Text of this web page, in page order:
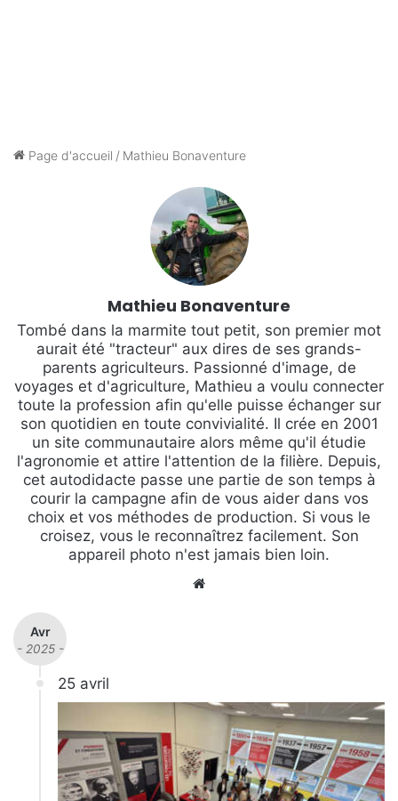
Page d'accueil / Mathieu Bonaventure
Mathieu Bonaventure
Tombé dans la marmite tout petit, son premier mot
aurait été "tracteur" aux dires de ses grands-
parents agriculteurs. Passionné d'image, de
voyages et d'agriculture, Mathieu a voulu connecter
toute la profession afin qu'elle puisse échanger sur
son quotidien en toute convivialité. Il crée en 2001
un site communautaire alors même qu'il étudie
l'agronomie et attire l'attention de la filière. Depuis,
cet autodidacte passe une partie de son temps à
courir la campagne afin de vous aider dans vos
choix et vos méthodes de production. Si vous le
croisez, vous le reconnaîtrez facilement. Son
appareil photo n'est jamais bien loin.
Avr
- 2025 -
25 avril